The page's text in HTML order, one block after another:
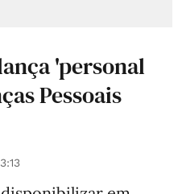
'personal
Pessoais